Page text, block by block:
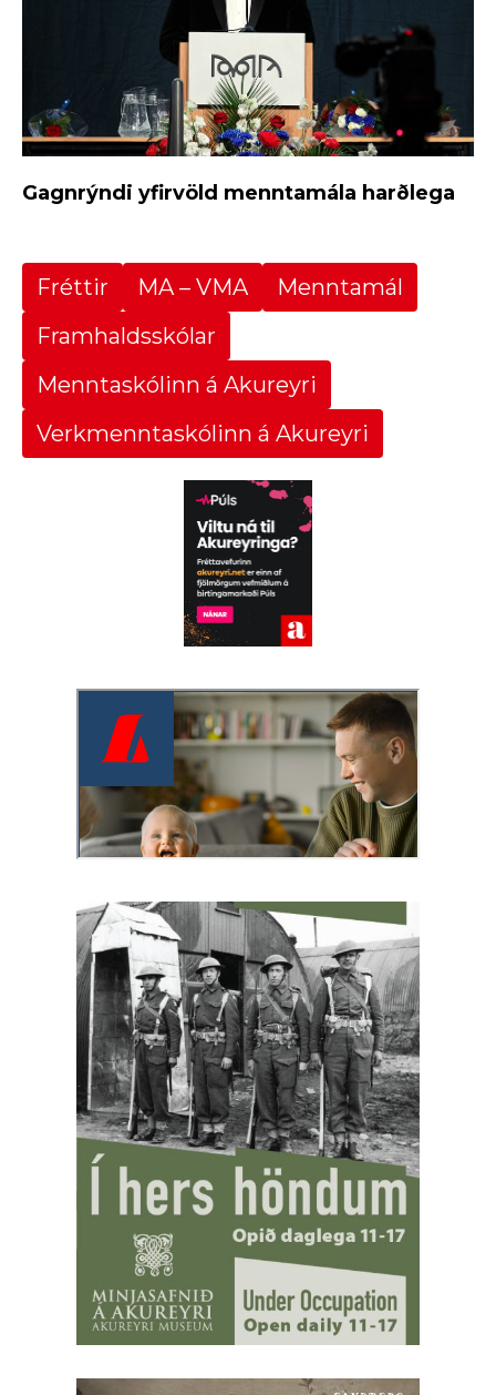
Gagnrýndi yfirvöld menntamála harðlega
Fréttir MA – VMA
Menntamál
Framhaldsskólar
Menntaskólinn á Akureyri
Verkmenntaskólinn á Akureyri